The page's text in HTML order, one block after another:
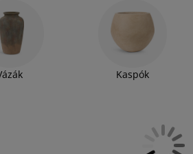
meg, hanem egy hasznos
ha tudja, hogy a JYSK óra választékában
Kaspók